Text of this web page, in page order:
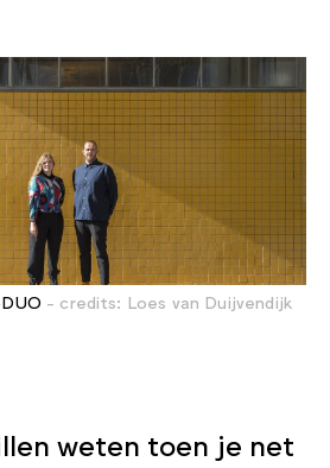
- credits: Loes van Duijvendijk
weten toen je net